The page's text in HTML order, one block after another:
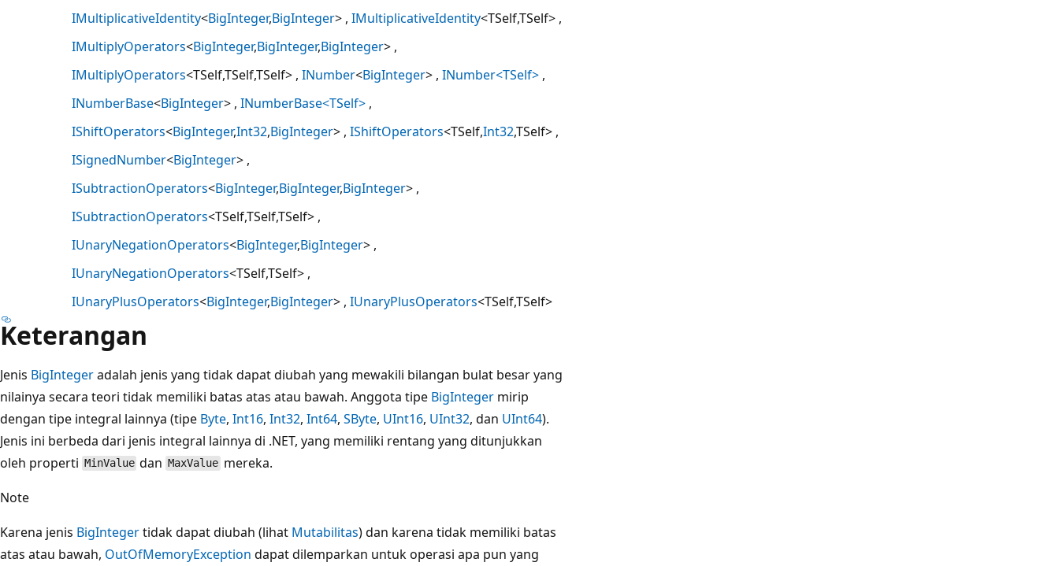
IMultiplicativeIdentity<BigInteger,BigInteger> IMultiplicativeIdentity<TSelf,TSelf>
IMultiplyOperators<BigInteger,BigInteger,BigInteger>
IMultiplyOperators<TSelf,TSelf,TSelf> INumber<BigInteger> INumber<TSelf>
INumberBase<BigInteger> INumberBase<TSelf>
IShiftOperators<BigInteger,Int32,BigInteger> IShiftOperators<TSelf,Int32,TSelf>
ISignedNumber<BigInteger>
ISubtractionOperators<BigInteger,BigInteger,BigInteger>
ISubtractionOperators<TSelf,TSelf,TSelf>
IUnaryNegationOperators<BigInteger,BigInteger>
IUnaryNegationOperators<TSelf,TSelf>
IUnaryPlusOperators<BigInteger,BigInteger> IUnaryPlusOperators<TSelf,TSelf>
Keterangan
Jenis BigIntegeradalah jenis yang tidak dapat diubah yang mewakili bilangan bulat besar yang
nilainya secara teori tidak memiliki batas atas atau bawah. Anggota tipe BigInteger mirip
dengan tipe integral lainnya (tipe Byte, Int16, Int32, Int64, SByte, UInt16, UInt32, dan UInt64).
Jenis ini berbeda dari jenis integral lainnya di .NET, yang memiliki rentang yang ditunjukkan
oleh properti MinValue dan MaxValue mereka.
Note
Karena jenis BigIntegertidak dapat diubah (lihat Mutabilitas) dan karena tidak memiliki batas
atas atau bawah, OutOfMemoryException dapat dilemparkan untuk operasi apa pun yang